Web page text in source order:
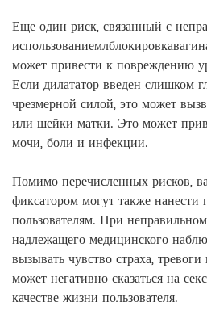
Еще один риск, связанный с
использованиемлблокировка
может привести к повреждению
Если дилататор введен слишком
чрезмерной силой, это может
или шейки матки. Это может
мочи, боли и инфекции.
Помимо перечисленных рисков,
фиксатором могут также нанести
пользователям. При
надлежащего медицинского
вызывать чувство страха,
может негативно сказаться на
качестве жизни пользователя.